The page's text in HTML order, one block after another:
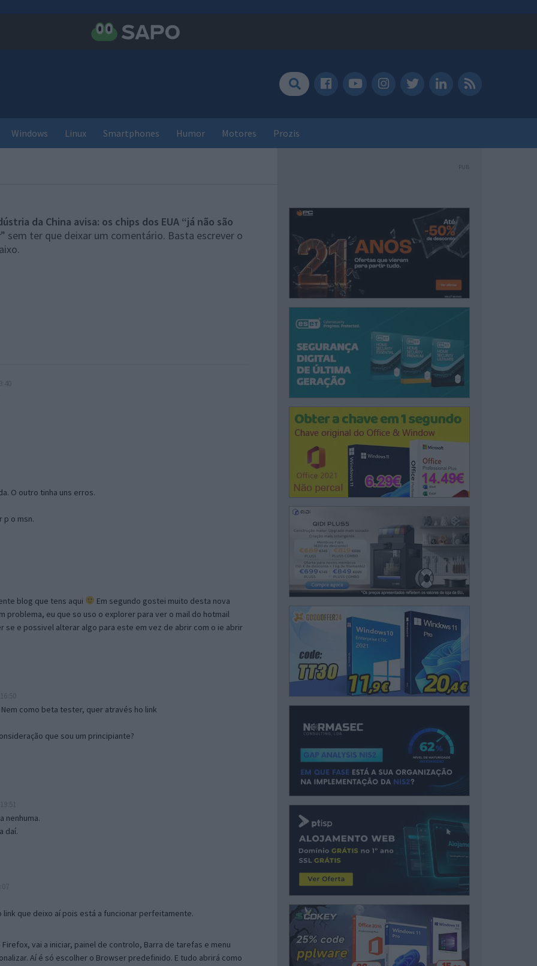
Windows Linux Smartphones Humor Motores Prozis
da China avisa: os chips dos EUA “já não são
” sem ter que deixar um comentário. Basta escrever o
O outro tinha uns erros.
p o msn.
blog que tens aqui
Em segundo gostei muito desta nova
problema, eu que so uso o explorer para ver o mail do hotmail
se e possivel alterar algo para este em vez de abrir com o ie abrir
como beta tester, quer através ho link
que sou um principiante?
nenhuma.
daí.
que deixo aí pois está a funcionar perfeitamente.
vai a iniciar, painel de controlo, Barra de tarefas e menu
Aí é só escolher o Browser predefinido. E tudo abrirá como
PUB